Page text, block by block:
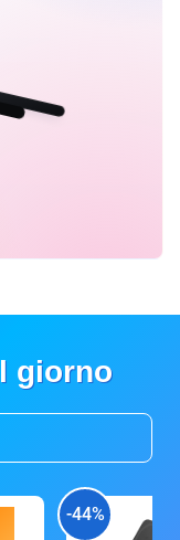
giorno
-44%